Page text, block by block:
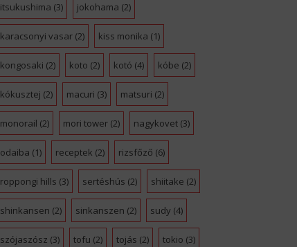
itsukushima (3) jokohama (2)
karacsonyi vasar(2) kiss monika (1)
kongosaki (2) koto (2) kotó (4) kóbe (2)
kókusztej (2) macuri (3) matsuri (2)
monorail (2) mori tower(2) nagykovet(3)
odaiba (1) receptek (2) rizsfőző (6)
roppongi hills (3) sertéshús (2) shiitake (2)
shinkansen (2) sinkanszen (2) sudy (4)
szójaszósz (3) tofu (2) tojás (2) tokio (3)